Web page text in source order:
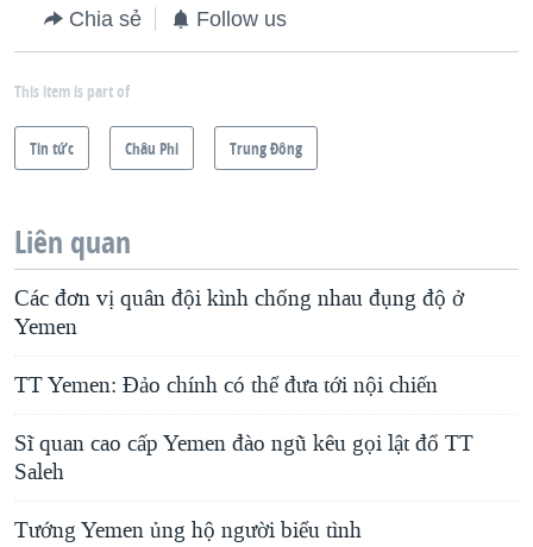
Chia sẻ Follow us
This item is part of
Tin tức Châu Phi Trung Ðông
Liên quan
Các đơn vị quân đội kình chống nhau đụng độ ở
Yemen
TT Yemen: Ðảo chính có thể đưa tới nội chiến
Sĩ quan cao cấp Yemen đào ngũ kêu gọi lật đổ TT
Saleh
Tướng Yemen ủng hộ người biểu tình